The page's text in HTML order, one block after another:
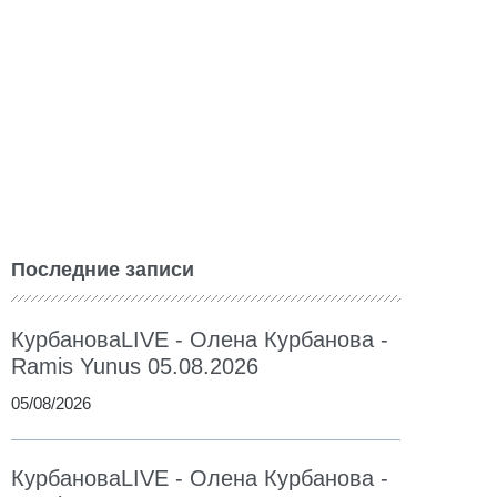
Последние записи
КурбановаLIVE - Олена Курбанова -
Ramis Yunus 05.08.2026
05/08/2026
КурбановаLIVE - Олена Курбанова -